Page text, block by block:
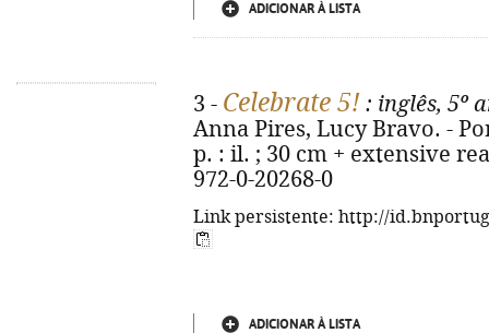
ADICIONAR À LISTA
3 - Celebrate 5! : inglês, 5º
Anna Pires, Lucy Bravo. -
p. : il. ; 30 cm + extensive
972-0-20268-0
Link persistente: http://
ADICIONAR À LISTA